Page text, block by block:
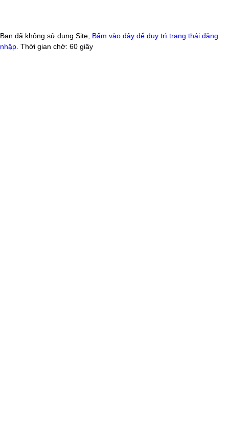
Bạn đã không sử dụng Site, Bấm vào đây để duy trì trạng thái đăng
nhập . Thời gian chờ: 60 giây